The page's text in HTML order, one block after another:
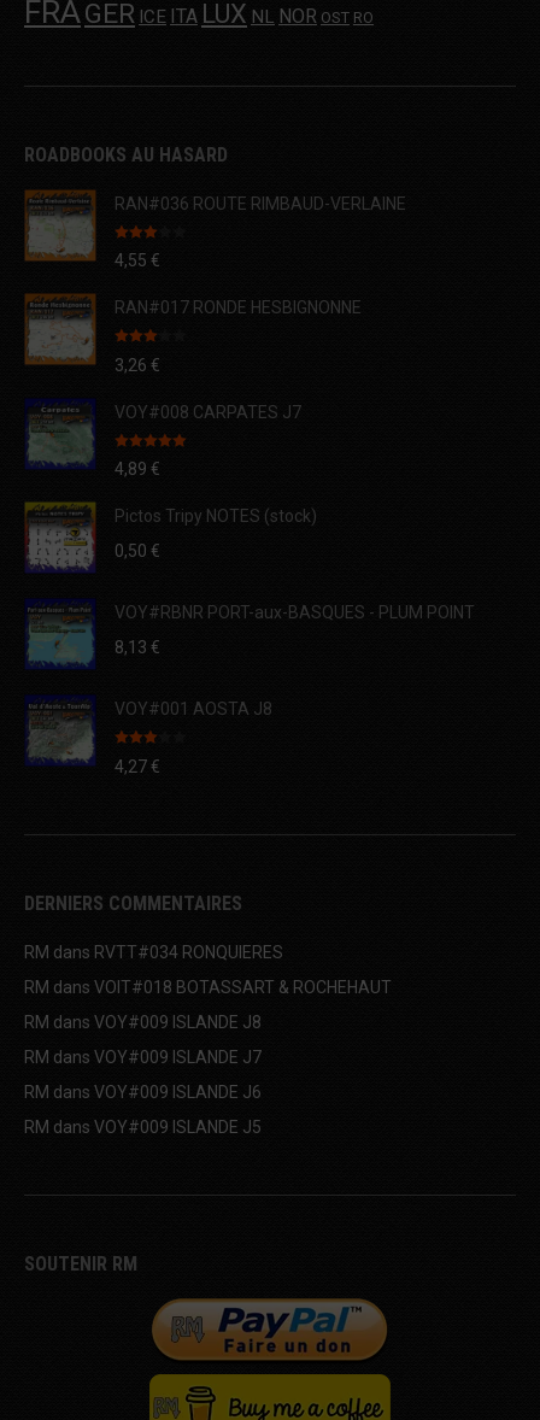
FRAGER ICE ITA LUX NL NOR OST RO
ROADBOOKS AU HASARD
RAN#036 ROUTE RIMBAUD-VERLAINE
Note
3.00
4,55 €
RAN#017 RONDE HESBIGNONNE
Note
3.00
3,26 €
VOY#008 CARPATES J7
Note 5.00
sur 5
4,89 €
Pictos Tripy NOTES (stock)
0,50 €
VOY#RBNR PORT-aux-BASQUES - PLUM POINT
8,13 €
VOY#001 AOSTA J8
Note
3.00
4,27€
DERNIERS COMMENTAIRES
RM dans RVTT#034 RONQUIERES
RM dans VOIT#018 BOTASSART & ROCHEHAUT
RM dans VOY#009 ISLANDE J8
RM dans VOY#009 ISLANDE J7
RM dans VOY#009 ISLANDE J6
RM dans VOY#009 ISLANDE J5
SOUTENIR RM